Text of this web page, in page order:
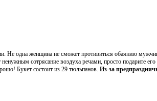
одна женщина не сможет противиться обаянию
сотрясание воздуха речами, просто подарите
Букет состоит из 29 тюльпанов. Из-за